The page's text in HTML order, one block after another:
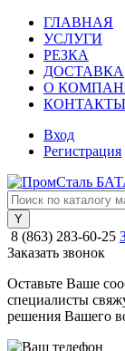
ГЛАВНАЯ
УСЛУГИ
РЕЗКА
ДОСТАВКА
О
КОНТАКТЫ
Вход
Регистрация
8 (863) 283-60-25
Заказать звонок
Оставьте Ваше
специалисты
решения Вашего